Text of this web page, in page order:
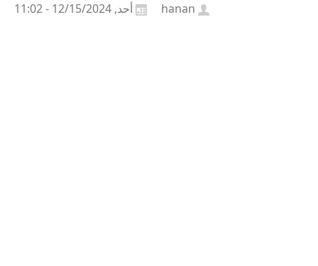
أحد, 12/15/2024 - 11:02 hanan